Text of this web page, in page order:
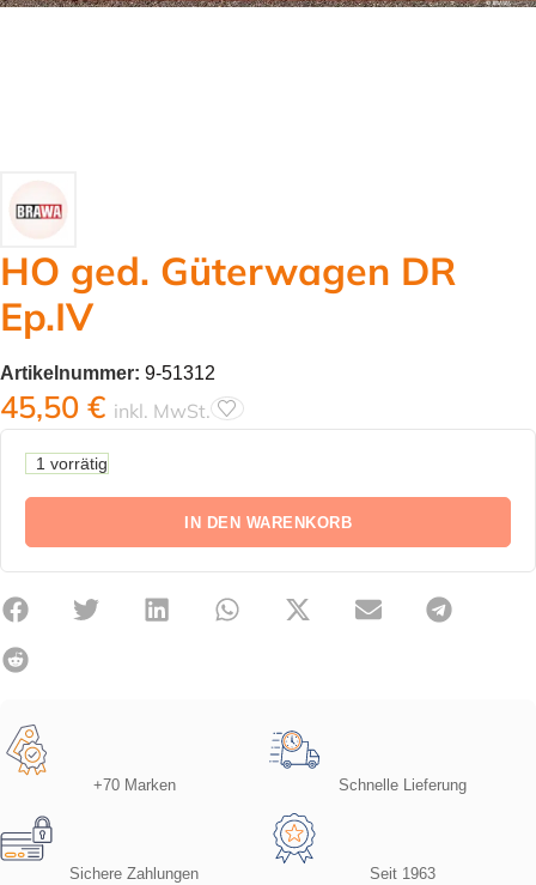
HO ged. Güterwagen DR
Ep.IV
Artikelnummer: 9-51312
45,50 € inkl. MwSt.
1 vorrätig
IN DEN WARENKORB
+70 Marken Schnelle Lieferung
Sichere Zahlungen Seit 1963